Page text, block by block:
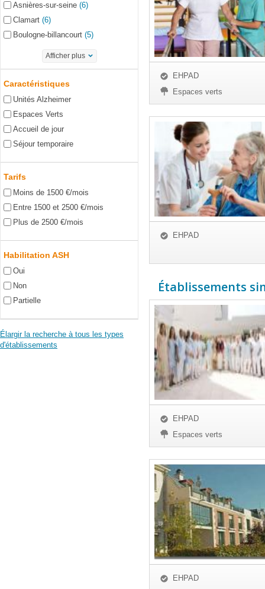
Asnières-sur-seine (6)
Clamart (6)
Boulogne-billancourt (5)
Afficher plus
Caractéristiques
Unités Alzheimer
Espaces Verts
Accueil de jour
Séjour temporaire
Tarifs
Moins de 1500 €/mois
Entre 1500 et 2500 €/mois
Plus de 2500 €/mois
Habilitation ASH
Oui
Non
Partielle
Élargir la recherche à tous les types
d'établissements
EHPAD
Espaces verts
EHPAD
Établissements
EHPAD
Espaces verts
EHPAD